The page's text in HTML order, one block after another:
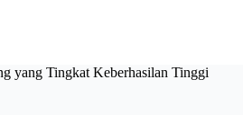
yang Tingkat Keberhasilan Tinggi